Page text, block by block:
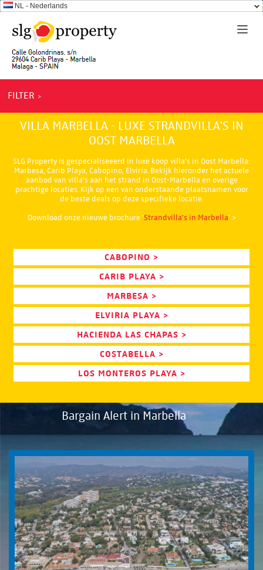
NL - Nederlands
FILTER
VILLA MARBELLA - LUXE STRANDVILLA'S IN
OOST MARBELLA
SLG Property is gespecialiseeerd in luxe koop villa's in Oost Marbella:
Marbesa, Carib Playa, Cabopino, Elviria. Bekijk hieronder het actuele
aanbod van villa's aan het strand in Oost-Marbella en overige
prachtige locaties. Kijk op een van onderstaande plaatsnamen voor
de beste deals op deze specifieke locatie.
Download onze nieuwe brochure 'Strandvilla's in Marbella' >
CABOPINO >
CARIB PLAYA >
MARBESA >
ELVIRIA PLAYA >
HACIENDA LAS CHAPAS >
COSTABELLA >
LOS MONTEROS PLAYA >
Bargain Alert in Marbella